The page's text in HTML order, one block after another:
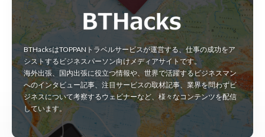
BTHacksはTOPPANトラベルサービスが運営する、仕事の成功をア
シストするビジネスパーソン向けメディアサイトです。
海外出張、国内出張に役立つ情報や、世界で活躍するビジネスマン
へのインタビュー記事、注目サービスの取材記事、業界を問わずビ
ジネスについて考察するウェビナーなど、様々なコンテンツを配信
しています。